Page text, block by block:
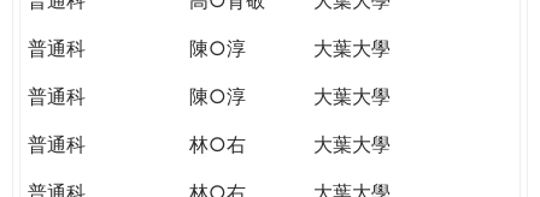
普通科
陳○淳
大葉大學
普通科
陳○淳
大葉大學
普通科
林○右
大葉大學
普通科
林○右
大葉大學